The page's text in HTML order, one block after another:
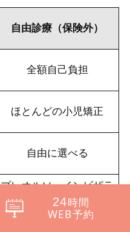
自由診療（保険外）
全額自己負担
ほとんどの小児矯正
自由に選べる
プレオルソ・インビザラ
インなど選択可
24時間
WEB予約